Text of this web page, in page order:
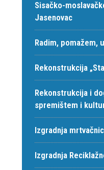
Sisačko-
Jasenovac
Radim, pomažem,
Rekonstrukcija
Rekonstrukcija i
spremištem i
Izgradnja
Izgradnja